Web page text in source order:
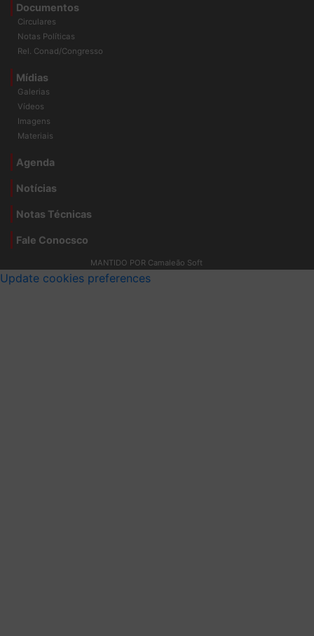
Circulares
Notas Políticas
Rel. Conad/Congresso
Galerias
Vídeos
Imagens
Materiais
Update cookies preferences